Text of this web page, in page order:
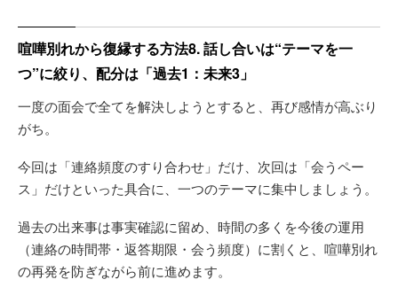
喧嘩別れから復縁する方法8. 話し合いは“テーマを一
つ”に絞り、配分は「過去1：未来3」
一度の面会で全てを解決しようとすると、再び感情が高ぶり
がち。
今回は「連絡頻度のすり合わせ」だけ、次回は「会うペー
ス」だけといった具合に、一つのテーマに集中しましょう。
過去の出来事は事実確認に留め、時間の多くを今後の運用
（連絡の時間帯・返答期限・会う頻度）に割くと、喧嘩別れ
の再発を防ぎながら前に進めます。